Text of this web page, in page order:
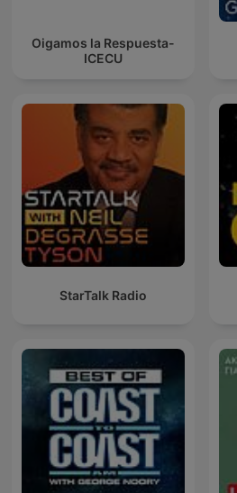
Oigamos la Respuesta-
ICECU
StarTalk Radio